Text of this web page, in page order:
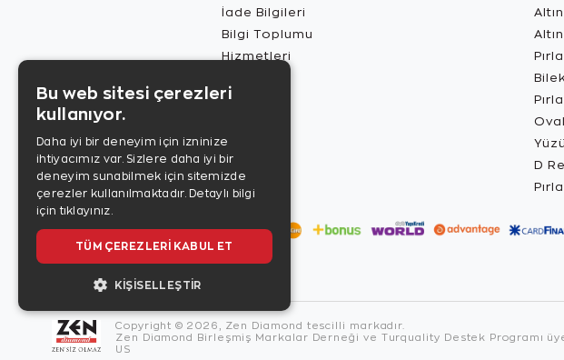
İade Bilgileri
Bilgi Toplumu
Hizmetleri
D
Copyright © 2026, Zen Diamond tescilli markadır.
Zen Diamond Birleşmiş Markalar Derneği ve Turquality Destek Programı
US
Bu web sitesi çerezleri
kullanıyor.
Daha iyi bir deneyim için izninize
ihtiyacımız var. Sizlere daha iyi bir
deneyim sunabilmek için sitemizde
çerezler kullanılmaktadır. Detaylı bilgi
için tıklayınız.
TÜM ÇEREZLERI KABUL ET
KIŞISELLEŞTIR